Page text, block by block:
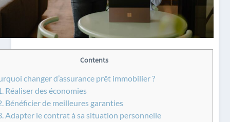
Contents
changer d’assurance prêt immobilier ?
Réaliser des économies
Bénéficier de meilleures garanties
Adapter le contrat à sa situation personnelle